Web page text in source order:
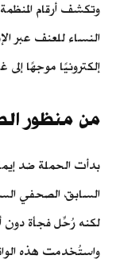
إلكترونيًا موجهًا إلى
من منظور
بدأت الحملة ضد
السابق، الصحفي
لكنه رُحِّل فجأة دون
واستُخدمت هذه